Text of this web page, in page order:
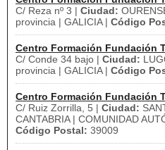
C/ Reza nº 3 | Ciudad:
provincia | GALICIA | Código
Centro Formación Fundación
C/ Conde 34 bajo | Ciudad:
provincia | GALICIA | Código
Centro Formación Fundación
C/ Ruiz Zorrilla, 5 | Ciudad:
CANTABRIA | COMUNIDAD
Código Postal: 39009